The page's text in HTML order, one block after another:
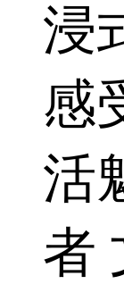
浸
感
活
者